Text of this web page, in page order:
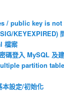
/ public key is not
KEYEXPIRED)
檔案
碼登入 MySQL 及
partition
設定/初始化